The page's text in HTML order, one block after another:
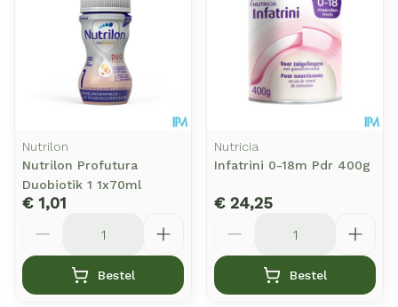
Nutrilon
Nutrilon Profutura
Duobiotik 1 1x70ml
€ 1,01
Bestel
Nutricia
Infatrini 0-18m Pdr 400g
€ 24,25
Bestel